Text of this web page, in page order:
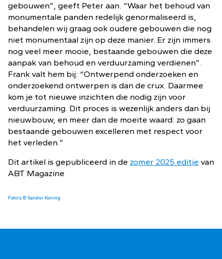
gebouwen”, geeft Peter aan. “Waar het behoud van
monumentale panden redelijk genormaliseerd is,
behandelen wij graag ook oudere gebouwen die nog
niet monumentaal zijn op deze manier. Er zijn immers
nog veel meer mooie, bestaande gebouwen die deze
aanpak van behoud en verduurzaming verdienen”.
Frank valt hem bij: “Ontwerpend onderzoeken en
onderzoekend ontwerpen is dan de crux. Daarmee
kom je tot nieuwe inzichten die nodig zijn voor
verduurzaming. Dit proces is wezenlijk anders dan bij
nieuwbouw, en meer dan de moeite waard: zo gaan
bestaande gebouwen excelleren met respect voor
het verleden.”
Dit artikel is gepubliceerd in de zomer 2025 editie van
ABT Magazine
Foto’s © Sander Koning